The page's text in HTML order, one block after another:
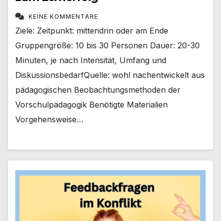
KEINE KOMMENTARE
Ziele: Zeitpunkt: mittendrin oder am Ende
Gruppengröße: 10 bis 30 Personen Dauer: 20-30
Minuten, je nach Intensität, Umfang und
DiskussionsbedarfQuelle: wohl nachentwickelt aus
pädagogischen Beobachtungsmethoden der
Vorschulpädagogik Benötigte Materialien
Vorgehensweise…